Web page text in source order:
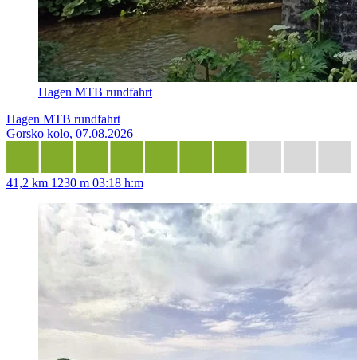
Hagen MTB rundfahrt
Hagen MTB rundfahrt
Gorsko kolo, 07.08.2026
41,2 km 1230 m 03:18 h:m